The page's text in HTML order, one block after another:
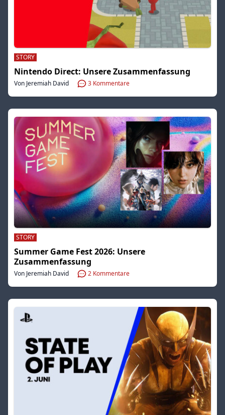
STORY
Nintendo Direct: Unsere Zusammenfassung
Von Jeremiah David 3 Kommentare
STORY
Summer Game Fest 2026: Unsere
Zusammenfassung
Von Jeremiah David 2 Kommentare